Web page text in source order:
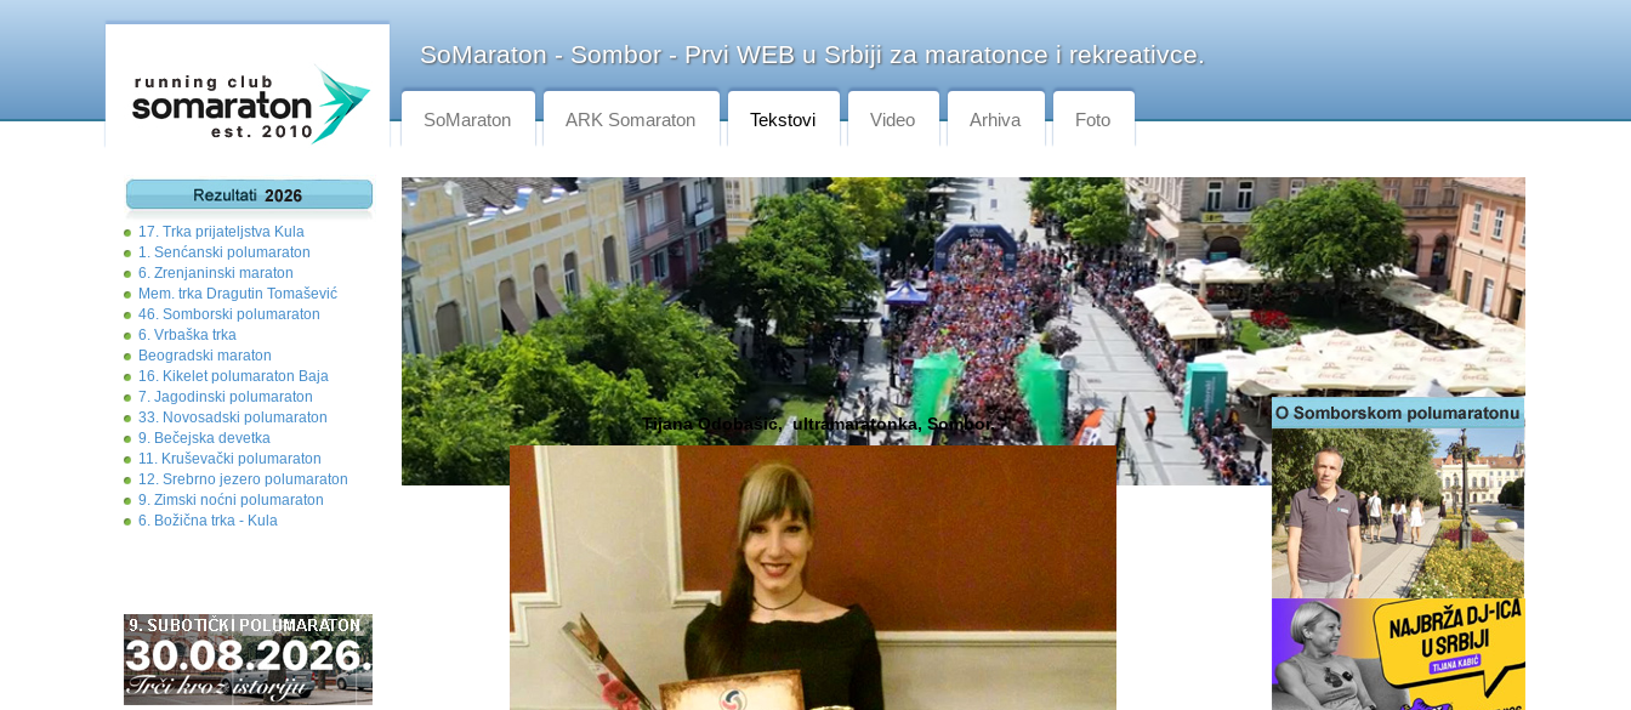
17. Trka prijateljstva Kula
1. Senćanski polumaraton
6. Zrenjaninski maraton
Mem. trka Dragutin Tomašević
46. Somborski polumaraton
6. Vrbaška trka
Beogradski maraton
16. Kikelet polumaraton Baja
7. Jagodinski polumaraton
33. Novosadski polumaraton
9. Bečejska devetka
11. Kruševački polumaraton
12. Srebrno jezero polumaraton
9. Zimski noćni polumaraton
6. Božična trka - Kula
SoMaraton - Sombor - Prvi WEB u Srbiji za maratonce i rekreativce.
SoMaraton ARK Somaraton Tekstovi Video Arhiva Foto
Tijana Odobašić, ultramaratonka, Sombor.